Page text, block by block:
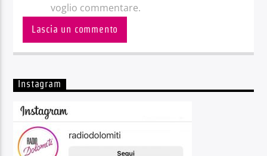
voglio commentare.
Instagram